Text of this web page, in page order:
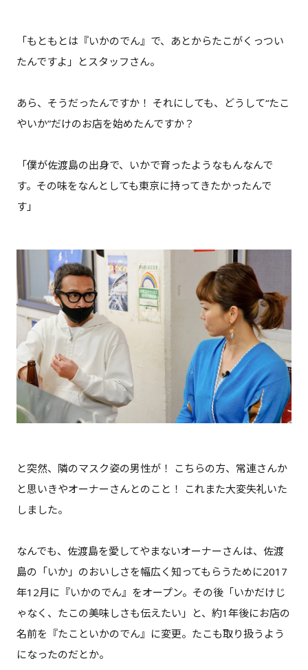
「もともとは『いかのでん』で、あとからたこがくっつい
たんですよ」とスタッフさん。
あら、そうだったんですか！ それにしても、どうして“たこ
やいか”だけのお店を始めたんですか？
「僕が佐渡島の出身で、いかで育ったようなもんなんで
す。その味をなんとしても東京に持ってきたかったんで
す」
と突然、隣のマスク姿の男性が！ こちらの方、常連さんか
と思いきやオーナーさんとのこと！ これまた大変失礼いた
しました。
なんでも、佐渡島を愛してやまないオーナーさんは、佐渡
島の「いか」のおいしさを幅広く知ってもらうために2017
年12月に『いかのでん』をオープン。その後「いかだけじ
ゃなく、たこの美味しさも伝えたい」と、約1年後にお店の
名前を『たこといかのでん』に変更。たこも取り扱うよう
になったのだとか。